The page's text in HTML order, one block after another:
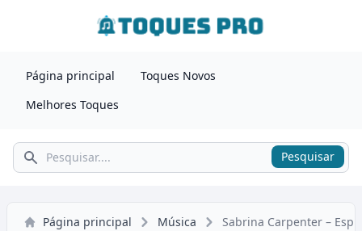
Página principal
Toques Novos
Melhores Toques
Pesquisar Pesquisar
Página principal Música Sabrina Carpenter –